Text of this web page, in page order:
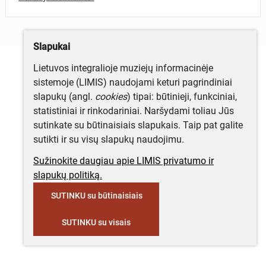
Slapukai
Lietuvos integralioje muziejų informacinėje
sistemoje (LIMIS) naudojami keturi pagrindiniai
slapukų (angl. cookies) tipai: būtinieji, funkciniai,
statistiniai ir rinkodariniai. Naršydami toliau Jūs
sutinkate su būtinaisiais slapukais. Taip pat galite
sutikti ir su visų slapukų naudojimu.
Sužinokite daugiau apie LIMIS privatumo ir
slapukų politiką.
SUTINKU su būtinaisiais
SUTINKU su visais